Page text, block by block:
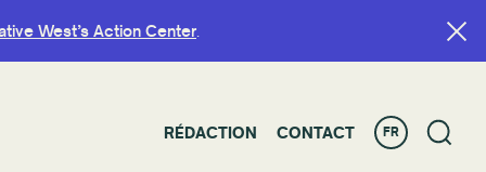
West’s Action Center.
RÉDACTION CONTACT FR
West’s Action Center.
RÉDACTION CONTACT FR